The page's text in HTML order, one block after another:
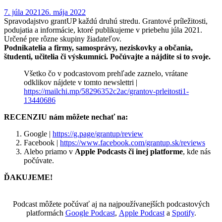
Posted
on
7. júla 2021 26. mája 2022
Spravodajstvo grantUP každú druhú stredu. Grantové príležitosti,
podujatia a informácie, ktoré publikujeme v priebehu júla 2021.
Určené pre rôzne skupiny žiadateľov.
Podnikatelia a firmy, samosprávy, neziskovky a občania,
študenti, učitelia či výskumníci. Počúvajte a nájdite si to svoje.
Všetko čo v podcastovom prehľade zaznelo, vrátane
odklikov nájdete v tomto newslettri |
https://mailchi.mp/58296352c2ac/grantov-prleitosti1-
13440686
RECENZIU nám môžete nechať na:
Google | https://g.page/grantup/review
Facebook | https://www.facebook.com/grantup.sk/reviews
Alebo priamo v Apple Podcasts či inej platforme, kde nás
počúvate.
ĎAKUJEME!
Podcast môžete počúvať aj na najpoužívanejších podcastových
platformách Google Podcast, Apple Podcasta Spotify.